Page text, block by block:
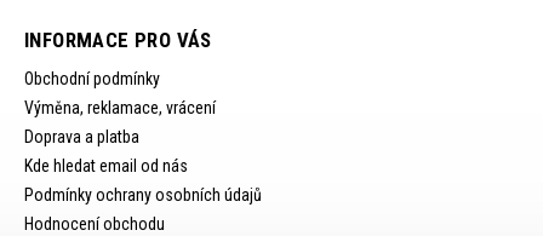
INFORMACE PRO VÁS
Obchodní podmínky
Výměna, reklamace, vrácení
Doprava a platba
Kde hledat email od nás
Podmínky ochrany osobních údajů
Hodnocení obchodu